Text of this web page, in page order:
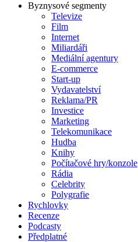
Byznysové segmenty
Televize
Film
Internet
Miliardáři
Mediální agentury
E-commerce
Start-up
Vydavatelství
Reklama/PR
Investice
Marketing
Telekomunikace
Hudba
Knihy
Počítačové hry/konzole
Rádia
Celebrity
Polygrafie
Rychlovky
Recenze
Podcasty
Předplatné